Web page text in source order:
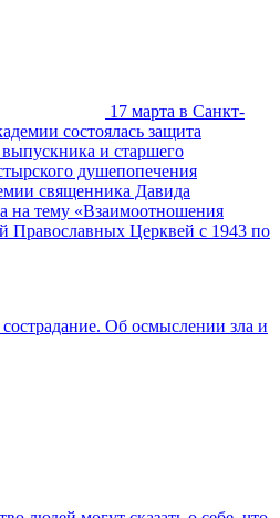
17 марта в Санкт-
состоялась защита
и старшего
душепопечения
священника Давида
на тему «Взаимоотношения
Православных Церквей с 1943 по
Об осмыслении зла и